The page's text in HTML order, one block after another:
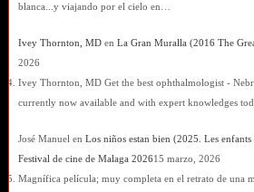
blanca...y viajando por el cielo en…
Ivey Thornton, MDen La Gran Muralla (2016 The
2026
Ivey Thornton, MD Get the best ophthalmologist -
currently now available and with expert knowledges
José Manuel en Los niños estan bien (2025. Les
Festival de cine de Malaga 202615 marzo, 2026
Magnífica película; muy completa en el retrato de una